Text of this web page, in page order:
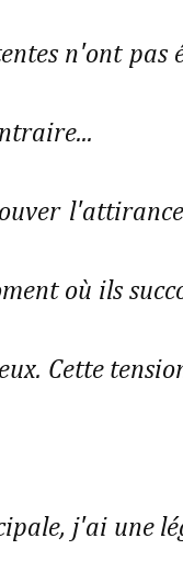
n'ont pas
où ils
Cette
j'ai une